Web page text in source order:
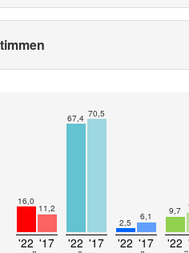
16,0
11,2
'22 '17
67,4 70,5
'22 '17
2,5 6,1
'22 '17
9,7
'22